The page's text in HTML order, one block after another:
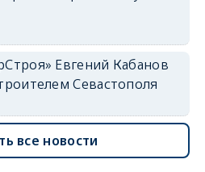
Евгений Кабанов
Севастополя
все новости